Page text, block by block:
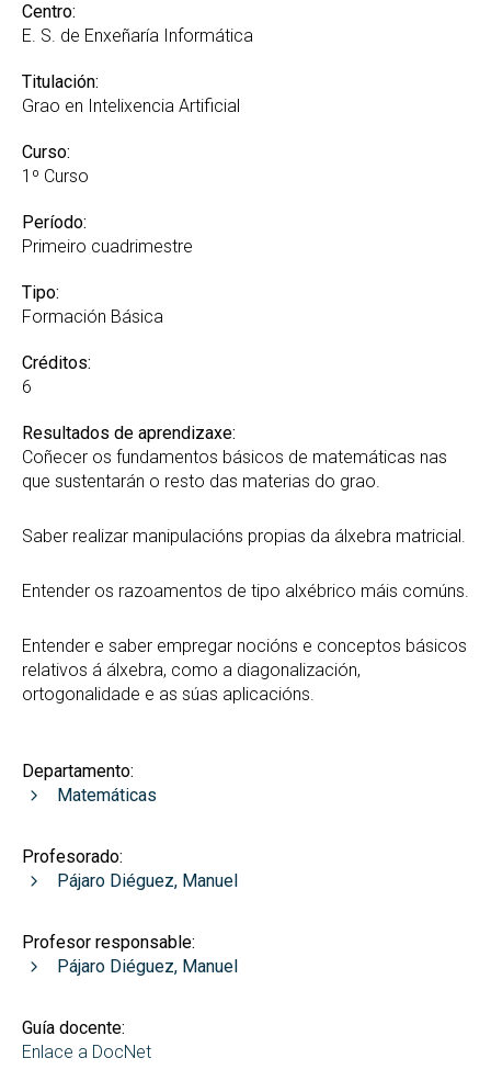
Centro:
E. S. de Enxeñaría Informática
Titulación:
Grao en Intelixencia Artificial
Curso:
1º Curso
Período:
Primeiro cuadrimestre
Tipo:
Formación Básica
Créditos:
6
Resultados de aprendizaxe:
Coñecer os fundamentos básicos de matemáticas nas
que sustentarán o resto das materias do grao.
Saber realizar manipulacións propias da álxebra matricial.
Entender os razoamentos de tipo alxébrico máis comúns.
Entender e saber empregar nocións e conceptos básicos
relativos á álxebra, como a diagonalización,
ortogonalidade e as súas aplicacións.
Departamento:
Matemáticas
Profesorado:
Pájaro Diéguez, Manuel
Profesor responsable:
Pájaro Diéguez, Manuel
Guía docente:
Enlace a DocNet